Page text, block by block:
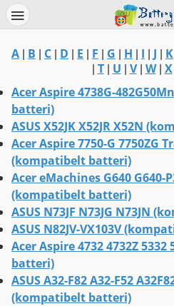
A B C D E F G H I J K
T| U V| W| X|
Acer Aspire 4738G-
batteri)
ASUS X52JK X52JR X52N
Acer Aspire 7750-G 7750ZG
(kompatibelt batteri)
Acer eMachines G640 G640-
(kompatibelt batteri)
ASUS N73JF N73JG N73JN
ASUS N82JV-VX103V
Acer Aspire 4732 4732Z
batteri)
ASUS A32-F82 A32-F52
(kompatibelt batteri)